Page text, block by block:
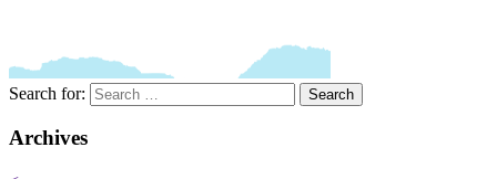
Search for: Search
Archives